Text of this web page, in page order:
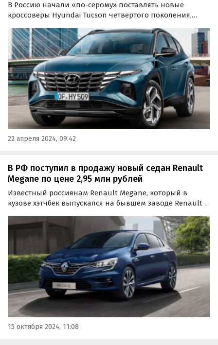
В Россию начали «по-серому» поставлять новые
кроссоверы Hyundai Tucson четвертого поколения,
рынке официально и выпускались на
калининградском заводе «Автотор».
22 апреля 2024, 09:42
В РФ поступил в продажу новый седан Renault
Megane по цене 2,95 млн рублей
Известный россиянам Renault Megane, который в
кузове хэтчбек выпускался на бывшем заводе Renault в
России.
15 октября 2024, 11:08